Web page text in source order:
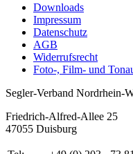
Downloads
Impressum
Datenschutz
AGB
Widerrufsrecht
Foto-, Film- und
Segler-Verband Nordrhein-
Friedrich-Alfred-Allee 25
47055 Duisburg